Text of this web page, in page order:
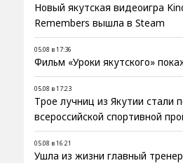
Новый якутская видеоигра
Remembers вышла в Steam
05.08 в 17:36
Фильм «Уроки якутского»
05.08 в 17:23
Трое лучниц из Якутии стали
всероссийской спортивной
05.08 в 16:21
Ушла из жизни главный